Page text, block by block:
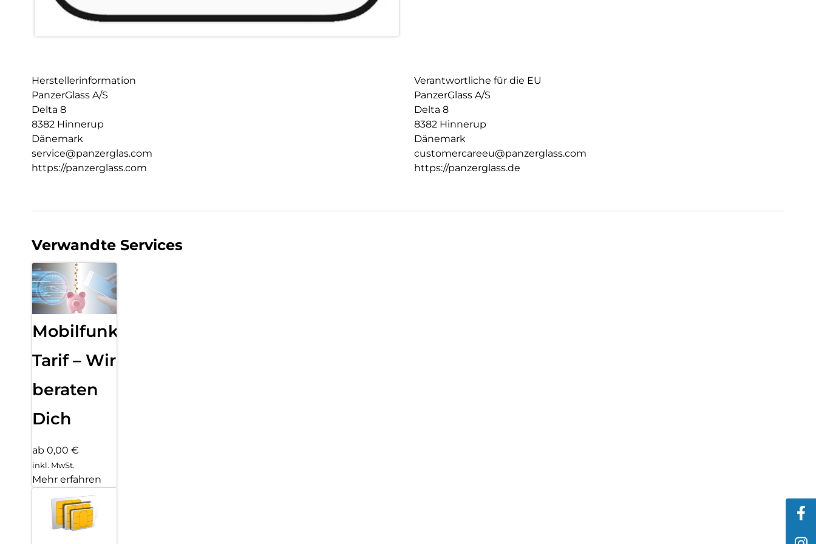
Herstellerinformation
PanzerGlass A/S
Delta 8
8382 Hinnerup
Dänemark
service@panzerglas.com
https://panzerglass.com
Verantwortliche für die EU
PanzerGlass A/S
Delta 8
8382 Hinnerup
Dänemark
customercareeu@panzerglass.com
https://panzerglass.de
Verwandte Services
Mobilfunk
Tarif – Wir
beraten
Dich
ab 0,00 €
inkl. MwSt.
Mehr erfahren